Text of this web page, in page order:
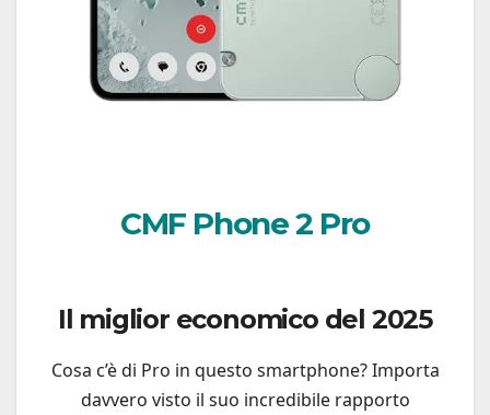
CMF Phone 2 Pro
Il miglior economico del 2025
Cosa c’è di Pro in questo smartphone? Importa
davvero visto il suo incredibile rapporto